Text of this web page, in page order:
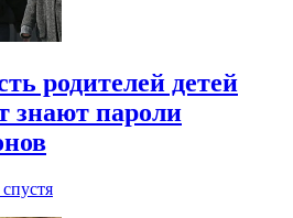
родителей детей
знают пароли